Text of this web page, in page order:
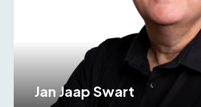
Jan Jaap Swart